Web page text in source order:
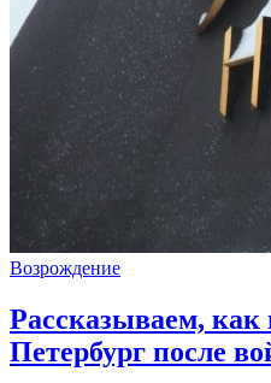
Возрождение
Рассказываем, как
Петербург после